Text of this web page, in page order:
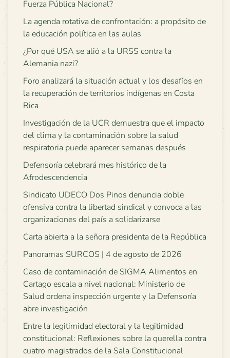
Fuerza Pública Nacional?
La agenda rotativa de confrontación: a propósito de
la educación política en las aulas
¿Por qué USA se alió a la URSS contra la
Alemania nazi?
Foro analizará la situación actual y los desafíos en
la recuperación de territorios indígenas en Costa
Rica
Investigación de la UCR demuestra que el impacto
del clima y la contaminación sobre la salud
respiratoria puede aparecer semanas después
Defensoría celebrará mes histórico de la
Afrodescendencia
Sindicato UDECO Dos Pinos denuncia doble
ofensiva contra la libertad sindical y convoca a las
organizaciones del país a solidarizarse
Carta abierta a la señora presidenta de la República
Panoramas SURCOS | 4 de agosto de 2026
Caso de contaminación de SIGMA Alimentos en
Cartago escala a nivel nacional: Ministerio de
Salud ordena inspección urgente y la Defensoría
abre investigación
Entre la legitimidad electoral y la legitimidad
constitucional: Reflexiones sobre la querella contra
cuatro magistrados de la Sala Constitucional